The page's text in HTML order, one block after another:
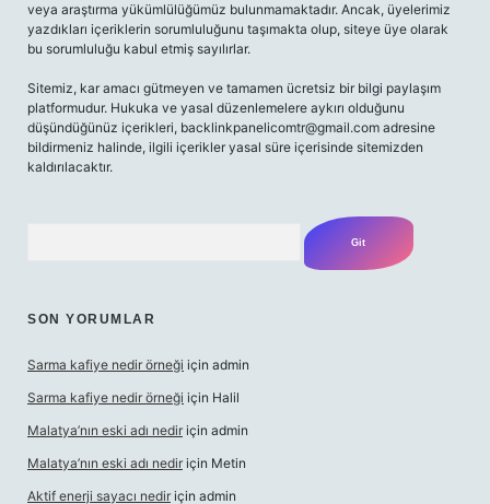
veya araştırma yükümlülüğümüz bulunmamaktadır. Ancak, üyelerimiz
yazdıkları içeriklerin sorumluluğunu taşımakta olup, siteye üye olarak
bu sorumluluğu kabul etmiş sayılırlar.
Sitemiz, kar amacı gütmeyen ve tamamen ücretsiz bir bilgi paylaşım
platformudur. Hukuka ve yasal düzenlemelere aykırı olduğunu
düşündüğünüz içerikleri, backlinkpanelicomtr@gmail.com adresine
bildirmeniz halinde, ilgili içerikler yasal süre içerisinde sitemizden
kaldırılacaktır.
SON YORUMLAR
Sarma kafiye nedir örneği için admin
Sarma kafiye nedir örneği için Halil
Malatya’nın eski adı nedir için admin
Malatya’nın eski adı nedir için Metin
Aktif enerji sayacı nedir için admin